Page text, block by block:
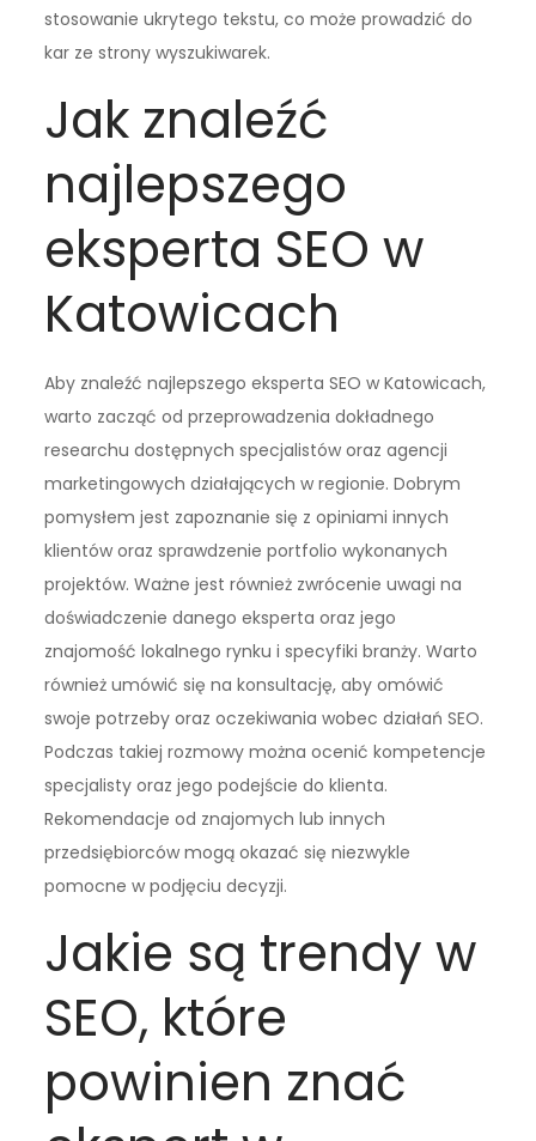
stosowanie ukrytego tekstu, co może prowadzić do
kar ze strony wyszukiwarek.
Jak znaleźć
najlepszego
eksperta SEO w
Katowicach
Aby znaleźć najlepszego eksperta SEO w Katowicach,
warto zacząć od przeprowadzenia dokładnego
researchu dostępnych specjalistów oraz agencji
marketingowych działających w regionie. Dobrym
pomysłem jest zapoznanie się z opiniami innych
klientów oraz sprawdzenie portfolio wykonanych
projektów. Ważne jest również zwrócenie uwagi na
doświadczenie danego eksperta oraz jego
znajomość lokalnego rynku i specyfiki branży. Warto
również umówić się na konsultację, aby omówić
swoje potrzeby oraz oczekiwania wobec działań SEO.
Podczas takiej rozmowy można ocenić kompetencje
specjalisty oraz jego podejście do klienta.
Rekomendacje od znajomych lub innych
przedsiębiorców mogą okazać się niezwykle
pomocne w podjęciu decyzji.
Jakie są trendy w
SEO, które
powinien znać